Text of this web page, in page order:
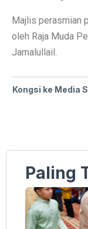
Majlis perasmian
oleh Raja Muda
Jamalullail.
Kongsi ke Media
Paling